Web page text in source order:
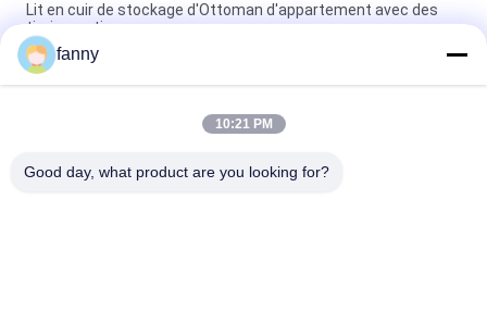
Lit en cuir de stockage d'Ottoman d'appartement avec des
tiroirs pratiques
ODM Grey Plush Ottoman Bed, lits universels d'OEM de
dormeur d'Ottoman
Confortable multifonctionnel de lit de stockage d'Ottoman de
fanny
10:21 PM
Good day, what product are you looking for?